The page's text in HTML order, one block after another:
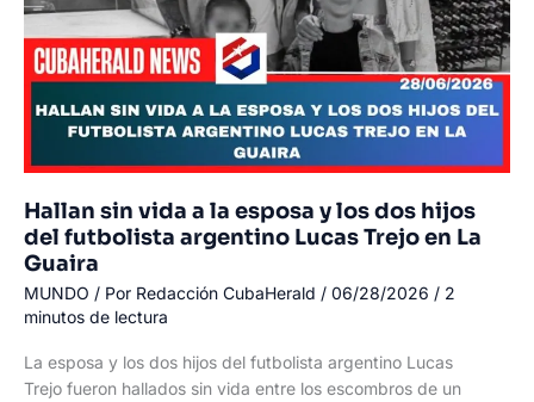
Hallan sin vida a la esposa y los dos hijos
del futbolista argentino Lucas Trejo en La
Guaira
MUNDO / Por Redacción CubaHerald / 06/28/2026 / 2
minutos de lectura
La esposa y los dos hijos del futbolista argentino Lucas
Trejo fueron hallados sin vida entre los escombros de un